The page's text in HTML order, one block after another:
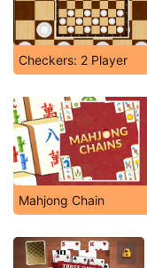
Checkers: 2 Player
Mahjong Chain